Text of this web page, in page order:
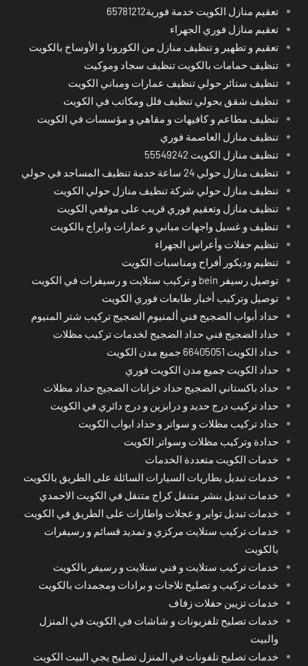
تعقيم منازل الكويت خدمة فورية65781212
تعقيم منازل فوري الجهراء
تعقيم و تطهير و تنظيف منازل من الكورونا و الأوساخ بالكويت
تنظيف حمامات بالكويت تنظيف سجاد وموكيت
تنظيف ستائر حولي تنظيف عمارات ومباني الكويت
تنظيف شقق بحولي تنظيف فلل ومكاتب في الكويت
تنظيف مطاعم و كافيهات و مقاهي و مؤسسات في الكويت
تنظيف منازل العاصمة فوري
تنظيف منازل الكويت 55549242
تنظيف منازل حولي 24 ساعة خدمة تنظيف المساجد في حولي
تنظيف منازل حولي شركة تنظيف منازل حولي الكويت
تنظيف منازل وتعقيم فوري قريب على موقعي الكويت
تنظيف و غسيل واجهات مباني و عمارات وابراج بالكويت
تنظيم حفلات وأعراس الجهراء
تنظيم وديكور أفراح ومناسبات الكويت
توصيل رسيفر bein و تركيب ستلايت و رسيفرات في الكويت
توصيل وتركيب أخبار طابعات فوري الكويت
حداد أبواب الضجيج فني ألمنيوم الضجيج تركيب شتر المنيوم
حداد الضجيج فني حداد الضجيج لخدمات تركيب مظلات
حداد الكويت 66405051 جميع مدن الكويت
حداد الكويت جميع مدن الكويت فوري
حداد باكستاني الضجيج حداد خزانات الضجيج حداد مظلات
حداد تركيب درج حديد و درابزين و درج دائري في الكويت
حداد تركيب مظلات و سواتر و حداد ابواب الكويت
حدادة وتركيب مظلات وسواتر الكويت
خدمات الكويت متعددة الخدمات
خدمات تبديل بطاريات السيارات السائلة على الطريق بالكويت
خدمات تبديل بنشر متنقل كراج متنقل في الكويت الاحمدي
خدمات تبديل تواير و عجلات واطارات على الطريق في الكويت
خدمات تركيب ستلايت مركزي و تمديد قسائم و رسيفرات
بالكويت
خدمات تركيب ستلايت و فني ستلايت و رسيفر بالكويت
خدمات تركيب و تصليح ثلاجات و برادات ومجمدات بالكويت
خدمات تزيين حفلات زفاف
خدمات تصليح تلفزيونات و شاشات في الكويت في المنزل
والبيت
خدمات تصليح تلفونات في المنزل تصليح يجي البيت الكويت